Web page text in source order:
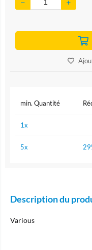
min. Quantité
1x
5x
Description du
Various